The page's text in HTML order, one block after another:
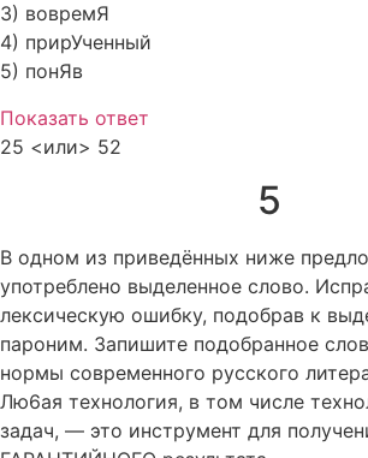
3) вовремЯ
4) прирУченный
5) понЯв
Показать ответ
25 <или> 52
5
В одном из приведённых ниже
употреблено выделенное слово.
лексическую ошибку, подобрав к
пароним. Запишите подобранное
нормы современного русского
Лю6ая технология, в том числе
задач, — это инструмент для